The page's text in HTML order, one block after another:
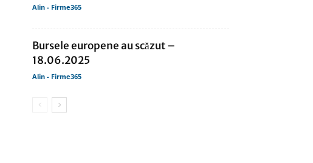
Alin - Firme365
Bursele europene au scăzut –
18.06.2025
Alin - Firme365